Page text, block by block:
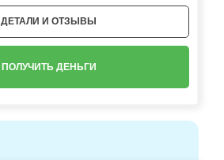
ДЕТАЛИ И ОТЗЫВЫ
ПОЛУЧИТЬ ДЕНЬГИ